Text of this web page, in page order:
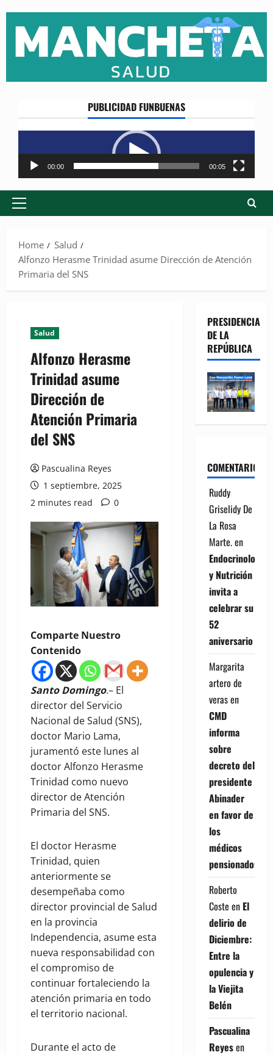
content
PUBLICIDAD FUNBUENAS
Reproductor
de
vídeo
00:00 00:05
Primary
Home
Salud
Alfonzo Herasme Trinidad asume Dirección de Atención
Primaria del SNS
Salud
Alfonzo Herasme
Trinidad asume
Dirección de
Atención Primaria
del SNS
Pascualina Reyes
1 septiembre, 2025
2 minutes read
0
Comparte Nuestro
Contenido
Santo Domingo.– El
director del Servicio
Nacional de Salud (SNS),
doctor Mario Lama,
juramentó este lunes al
doctor Alfonzo Herasme
Trinidad como nuevo
director de Atención
Primaria del SNS.
El doctor Herasme
Trinidad, quien
anteriormente se
desempeñaba como
director provincial de Salud
en la provincia
Independencia, asume esta
nueva responsabilidad con
el compromiso de
continuar fortaleciendo la
atención primaria en todo
el territorio nacional.
Durante el acto de
PRESIDENCIA
DE LA
REPÚBLICA
COMENTARIOS
Ruddy
Griselidy De
La Rosa
Marte.en
Endocrinología
y Nutrición
invita a
celebrar su
52
aniversario
Margarita
artero de
verasen
CMD
informa
sobre
decreto del
presidente
Abinader
en favor de
los
médicos
pensionados
Roberto
Coste en El
delirio de
Diciembre:
Entre la
opulencia y
la Viejita
Belén
Pascualina
Reyesen